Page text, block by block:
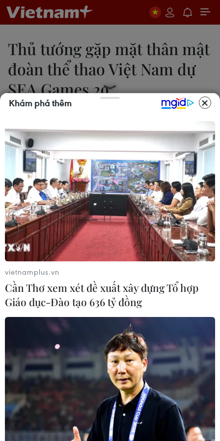
Thủ tướng gặp mặt thân mật
đoàn thể thao Việt Nam dự
SEA Games 29
05/09/2017 12:33
Gặp mặt thân mật đoàn thể thao Việt Nam tham
dự SEA Games 29, Thủ tướng cho rằng thành tích,
vinh quang của đoàn cũng là niềm vui chung của
dân tộc.
Thủ tướng Nguyễn Xuân Phúc và huấn luyện viên, vận động
viên. (Ảnh: Thống Nhất/TTXVN)
Chiều 5/9, tại Trụ sở Chính phủ, Thủ tướng
Nguyễn Xuân Phúc đã gặp mặt thân mật và tặng
quà đoàn huấn luyện viên, vận động viên xuất
sắc tiêu biểu của đoàn thể thao Việt Nam vừa
Khám phá thêm
vietnamplus.vn
Cần Thơ xem xét đề xuất xây dựng Tổ hợp
Giáo dục-Đào tạo 636 tỷ đồng